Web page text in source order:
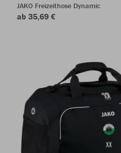
JAKO Freizeithose Dynamic
ab 35,69 €